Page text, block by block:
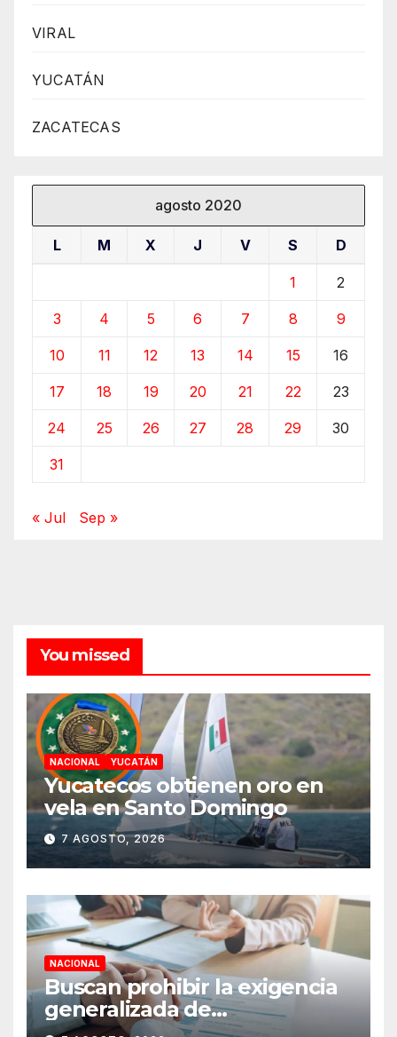
VIRAL
YUCATÁN
ZACATECAS
agosto 2020
L M X J V S D
1 2
3 4 5 6 7 8 9
10 11 12 13 14 15 16
17 18 19 20 21 22 23
24 25 26 27 28 29 30
31
« Jul Sep »
You missed
NACIONAL YUCATÁN
Yucatecos obtienen oro en
vela en Santo Domingo
7 AGOSTO, 2026
NACIONAL
Buscan prohibir la exigencia
generalizada de
antecedentes penales para